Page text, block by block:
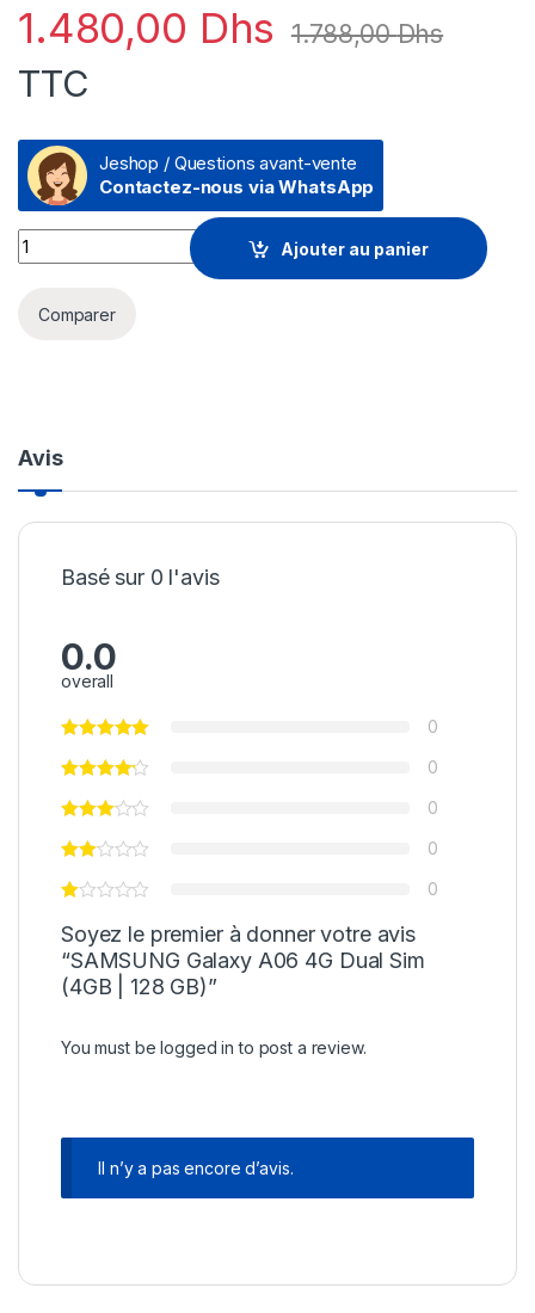
1.480,00 Dhs 1.788,00Dhs
TTC
Jeshop / Questions avant-vente
Contactez-nous via WhatsApp
SAMSUNG Galaxy A06 4G Dual Sim (4GB | 128 GB) quantity
Ajouter au panier
Comparer
Avis
Basé sur 0 l'avis
0.0
overall
0
0
0
0
0
Soyez le premier à donner votre avis
“SAMSUNG Galaxy A06 4G Dual Sim
(4GB | 128 GB)”
You must belogged in to post a review.
Il n’y a pas encore d’avis.